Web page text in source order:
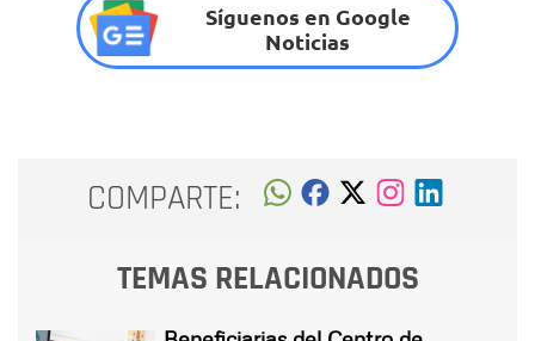
Síguenos en Google
Noticias
COMPARTE:
TEMAS RELACIONADOS